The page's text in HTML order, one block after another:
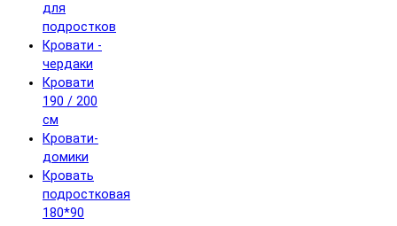
для
подростков
Кровати -
чердаки
Кровати
190 / 200
см
Кровати-
домики
Кровать
подростковая
180*90